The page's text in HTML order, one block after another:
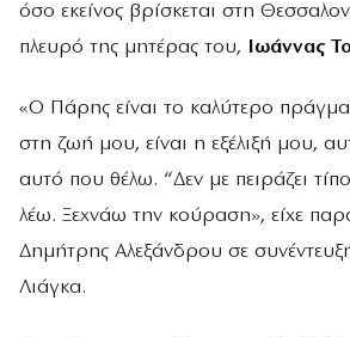
όσο εκείνος βρίσκεται στη
πλευρό της μητέρας του, Ιωάννας
«Ο Πάρης είναι το καλύτερο
στη ζωή μου, είναι η εξέλιξή μου,
αυτό που θέλω. “Δεν με πειράζει
λέω. Ξεχνάω την κούραση», είχε
Δημήτρης Αλεξάνδρου σε
Λιάγκα.